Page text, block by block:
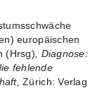
europäischen
(Hrsg), Diagnose:
fehlende
Zürich: Verlag